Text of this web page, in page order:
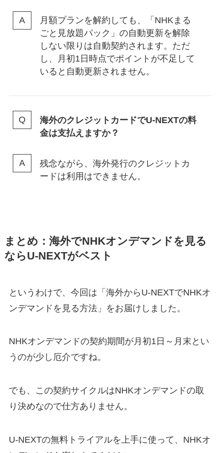
月額プランを解約しても、「NHKまる
ごと見放題パック」の自動更新を解除
しない限りは自動契約されます。ただ
し、月初1日時点でポイントが不足して
いると自動更新されません。
海外のクレジットカードでU-NEXTの料
金は支払えますか？
残念ながら、海外発行のクレジットカ
ードは利用はできません。
まとめ：海外でNHKオンデマンドを見る
ならU-NEXTがベスト
というわけで、今回は「海外からU-NEXTでNHKオ
ンデマンドを見る方法」をお届けしました。
NHKオンデマンドの契約期間が月初1日～月末とい
うのが少し厄介ですね。
でも、この契約サイクルはNHKオンデマンドの取
り決めなので仕方ありません。
U-NEXTの無料トライアルを上手に使って、NHKオ